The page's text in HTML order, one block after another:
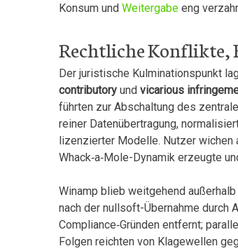
Konsum und Weitergabe eng
Rechtliche Konflikte,
Der juristische Kulminationspunkt
contributory und vicarious
führten zur Abschaltung des
reiner Datenübertragung,
lizenzierter Modelle. Nutzer
Whack‑a‑Mole-Dynamik erzeugte
Winamp blieb ⁤weitgehend
nach der nullsoft-Übernahme
Compliance‑Gründen entfernt;
Folgen reichten von Klagewellen